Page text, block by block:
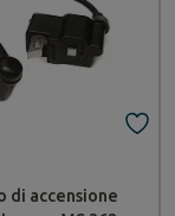
di accensione